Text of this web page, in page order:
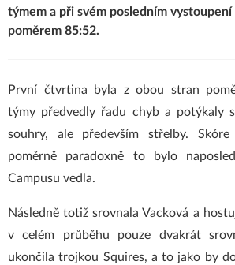
týmem a při svém posledním
poměrem 85:52.
První čtvrtina byla z obou stran
týmy předvedly řadu chyb a potýkaly
souhry, ale především střelby.
poměrně paradoxně to bylo
Campusu vedla.
Následně totiž srovnala Vacková a
v celém průběhu pouze dvakrát
ukončila trojkou Squires, a to jako by